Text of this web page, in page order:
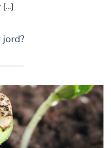
[…]
jord?